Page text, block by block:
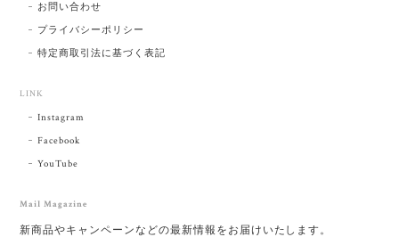
お問い合わせ
プライバシーポリシー
特定商取引法に基づく表記
LINK
Instagram
Facebook
YouTube
Mail Magazine
新商品やキャンペーンなどの最新情報をお届けいたします。